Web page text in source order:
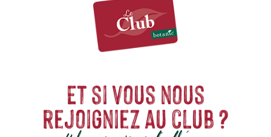
Et si vous nous
rejoigniez au club ?